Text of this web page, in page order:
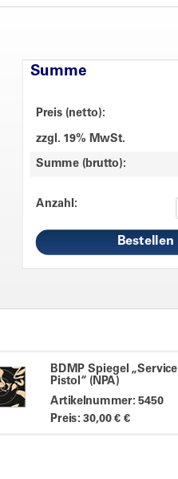
Summe
Preis (netto):
zzgl. 19% MwSt.
Summe (brutto):
Anzahl:
BDMP Spiegel „Service
Pistol“ (NPA)
Artikelnummer: 5450
Preis: 30,00 € €